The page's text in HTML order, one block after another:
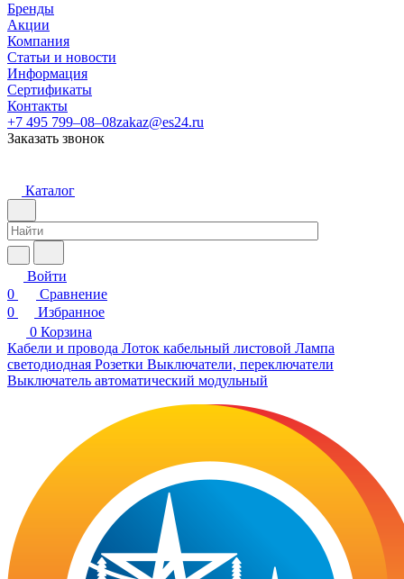
Бренды
Акции
Компания
Статьи и новости
Информация
Сертификаты
Контакты
+7 495 799–08–08zakaz@es24.ru
Заказать звонок
Каталог
Войти
0
Сравнение
0
Избранное
0 Корзина
Кабели и провода Лоток кабельный листовой Лампа
светодиодная Розетки Выключатели, переключатели
Выключатель автоматический модульный